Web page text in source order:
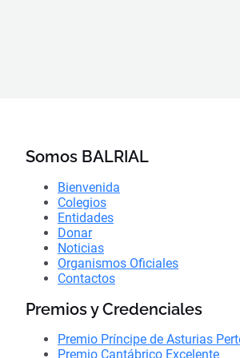
Somos BALRIAL
Bienvenida
Colegios
Entidades
Donar
Noticias
Organismos Oficiales
Contactos
Premios y Credenciales
Premio Príncipe de Asturias
Premio Cantábrico Excelente